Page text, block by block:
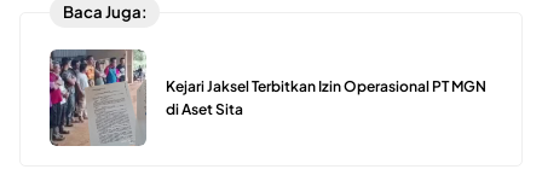
Baca Juga:
Kejari Jaksel Terbitkan Izin Operasional PT MGN
di Aset Sita